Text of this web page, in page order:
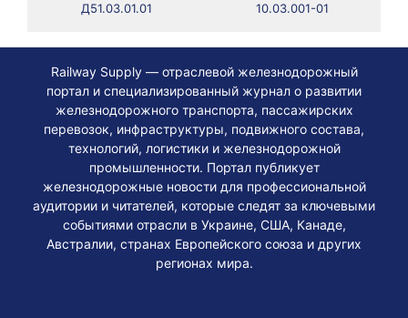
Д51.03.01.01
10.03.001-01
Railway Supply — отраслевой железнодорожный
портал и специализированный журнал о развитии
железнодорожного транспорта, пассажирских
перевозок, инфраструктуры, подвижного состава,
технологий, логистики и железнодорожной
промышленности. Портал публикует
железнодорожные новости для профессиональной
аудитории и читателей, которые следят за ключевыми
событиями отрасли в Украине, США, Канаде,
Австралии, странах Европейского союза и других
регионах мира.